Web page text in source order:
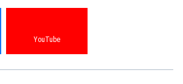
YouTube